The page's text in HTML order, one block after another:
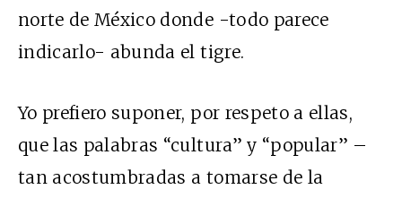
norte de México donde -todo parece
indicarlo- abunda el tigre.
Yo prefiero suponer, por respeto a ellas,
que las palabras “cultura” y “popular” –
tan acostumbradas a tomarse de la